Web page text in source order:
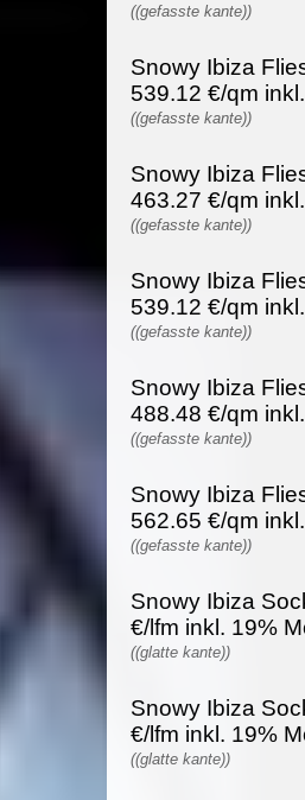
((gefasste kante))
Snowy Ibiza
539.12 €/qm
((gefasste kante))
Snowy Ibiza
463.27 €/qm
((gefasste kante))
Snowy Ibiza
539.12 €/qm
((gefasste kante))
Snowy Ibiza
488.48 €/qm
((gefasste kante))
Snowy Ibiza
562.65 €/qm
((gefasste kante))
Snowy Ibiza
€/lfm inkl. 19%
((glatte kante))
Snowy Ibiza
€/lfm inkl. 19%
((glatte kante))